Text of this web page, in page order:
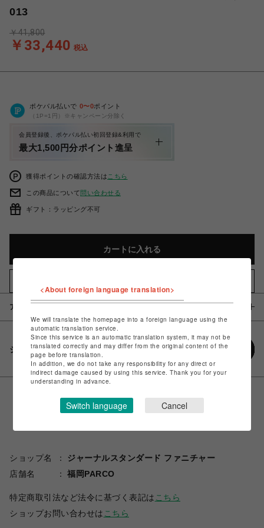
013
￥33,440 税込
￥41,800
ポケパル払いで 0〜0ポイント
（1P=1円）※キャンペーン分除く
会員登録後、ポケパル払い初回登録&利用で
最大1,500円分ポイント進呈
獲得ポイントの確認方法は こちら
この商品について問い合わせる
ギフト：ラッピング不可
カートに入れる
アイテム説明 / 素材
シェアする
ショップ名
ジャーナルスタンダード ファニチャー
店舗名
福岡PARCO
特定商取引法など法令に基づく表記は こちら
ショップお問い合わせは こちら
<About foreign language translation>
We will translate the homepage into a foreign language using the
automatic translation service.
Since this service is an automatic translation system, it may not be
translated correctly and may differ from the original content of the
page before translation.
In addition, we do not take any responsibility for any direct or
indirect damage caused by using this service. Thank you for your
understanding in advance.
Switch language Cancel